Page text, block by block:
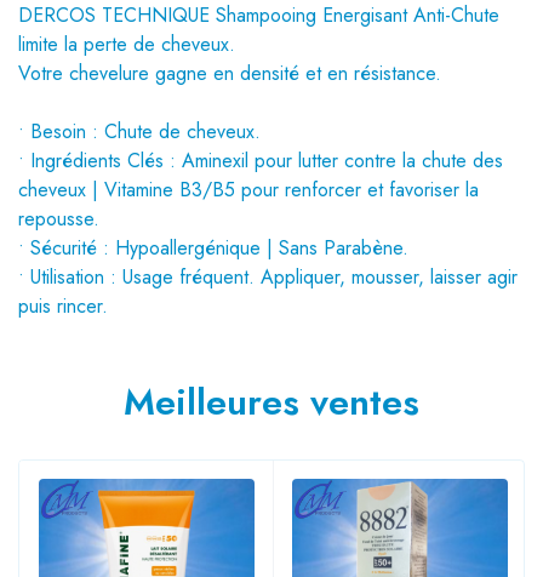
DERCOS TECHNIQUE Shampooing Energisant Anti-Chute
limite la perte de cheveux.
Votre chevelure gagne en densité et en résistance.
• Besoin : Chute de cheveux.
• Ingrédients Clés : Aminexil pour lutter contre la chute des
cheveux | Vitamine B3/B5 pour renforcer et favoriser la
repousse.
• Sécurité : Hypoallergénique | Sans Parabène.
• Utilisation : Usage fréquent. Appliquer, mousser, laisser agir
puis rincer.
Meilleures ventes